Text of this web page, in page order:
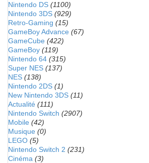
Nintendo DS (1100)
Nintendo 3DS (929)
Retro-Gaming (15)
GameBoy Advance (67)
GameCube (422)
GameBoy (119)
Nintendo 64 (315)
Super NES (137)
NES (138)
Nintendo 2DS (1)
New Nintendo 3DS (11)
Actualité (111)
Nintendo Switch (2907)
Mobile (42)
Musique (0)
LEGO (5)
Nintendo Switch 2 (231)
Cinéma (3)